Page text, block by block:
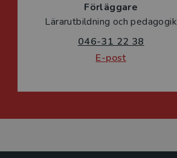
Förläggare
Lärarutbildning och pedagogik
046-31 22 38
E-post